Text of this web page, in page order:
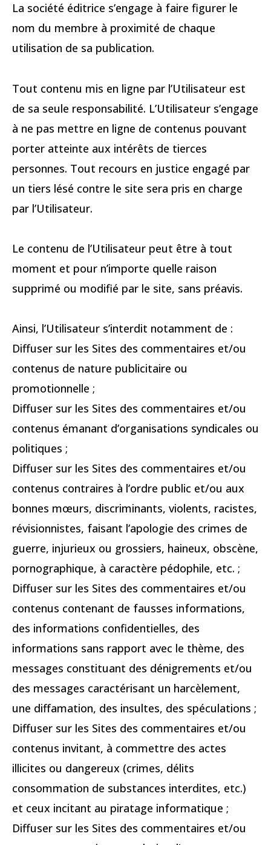
La société éditrice s’engage à faire figurer le
nom du membre à proximité de chaque
utilisation de sa publication.
Tout contenu mis en ligne par l’Utilisateur est
de sa seule responsabilité. L’Utilisateur s’engage
à ne pas mettre en ligne de contenus pouvant
porter atteinte aux intérêts de tierces
personnes. Tout recours en justice engagé par
un tiers lésé contre le site sera pris en charge
par l’Utilisateur.
Le contenu de l’Utilisateur peut être à tout
moment et pour n’importe quelle raison
supprimé ou modifié par le site, sans préavis.
Ainsi, l’Utilisateur s’interdit notamment de :
Diffuser sur les Sites des commentaires et/ou
contenus de nature publicitaire ou
promotionnelle ;
Diffuser sur les Sites des commentaires et/ou
contenus émanant d’organisations syndicales ou
politiques ;
Diffuser sur les Sites des commentaires et/ou
contenus contraires à l’ordre public et/ou aux
bonnes mœurs, discriminants, violents, racistes,
révisionnistes, faisant l’apologie des crimes de
guerre, injurieux ou grossiers, haineux, obscène,
pornographique, à caractère pédophile, etc. ;
Diffuser sur les Sites des commentaires et/ou
contenus contenant de fausses informations,
des informations confidentielles, des
informations sans rapport avec le thème, des
messages constituant des dénigrements et/ou
des messages caractérisant un harcèlement,
une diffamation, des insultes, des spéculations ;
Diffuser sur les Sites des commentaires et/ou
contenus invitant, à commettre des actes
illicites ou dangereux (crimes, délits
consommation de substances interdites, etc.)
et ceux incitant au piratage informatique ;
Diffuser sur les Sites des commentaires et/ou